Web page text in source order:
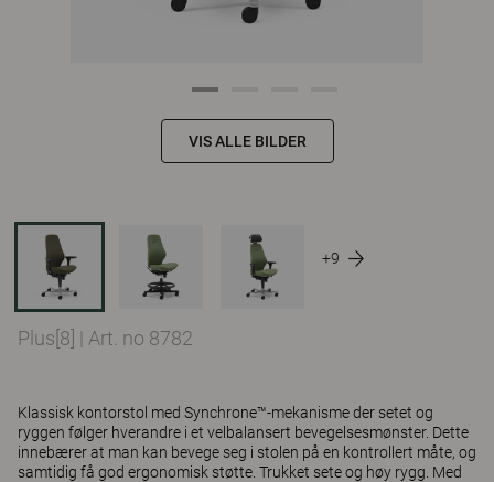
VIS ALLE BILDER
+9
Plus[8] | Art. no 8782
Klassisk kontorstol med Synchrone™-mekanisme der setet og
ryggen følger hverandre i et velbalansert bevegelsesmønster. Dette
innebærer at man kan bevege seg i stolen på en kontrollert måte, og
samtidig få god ergonomisk støtte. Trukket sete og høy rygg. Med